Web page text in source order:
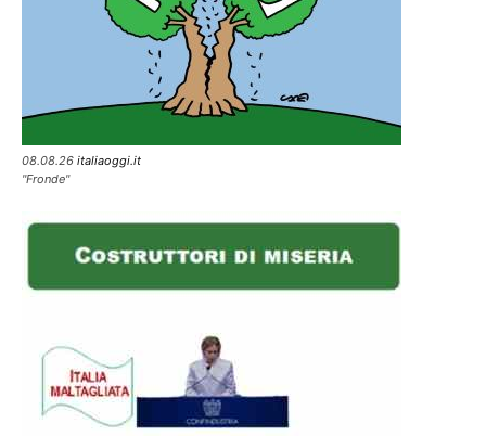
08.08.26 italiaoggi.it
"Fronde"